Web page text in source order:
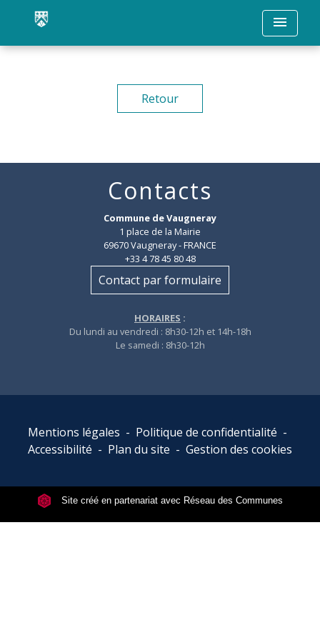
menu
Retour
Contacts
Commune de Vaugneray
1 place de la Mairie
69670 Vaugneray - FRANCE
+33 4 78 45 80 48
Contact par formulaire
HORAIRES :
Du lundi au vendredi : 8h30-12h et 14h-18h
Le samedi : 8h30-12h
Mentions légales - Politique de confidentialité -
Accessibilité - Plan du site - Gestion des cookies
Site créé en partenariat avec Réseau des Communes